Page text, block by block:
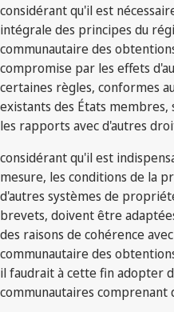
considérant qu'il est
intégrale des principes du
communautaire des
compromise par les effets
certaines règles, conformes
existants des États
les rapports avec d'autres
considérant qu'il est
mesure, les conditions de la
d'autres systèmes de
brevets, doivent être
des raisons de cohérence
communautaire des
il faudrait à cette fin adopter
communautaires comprenant